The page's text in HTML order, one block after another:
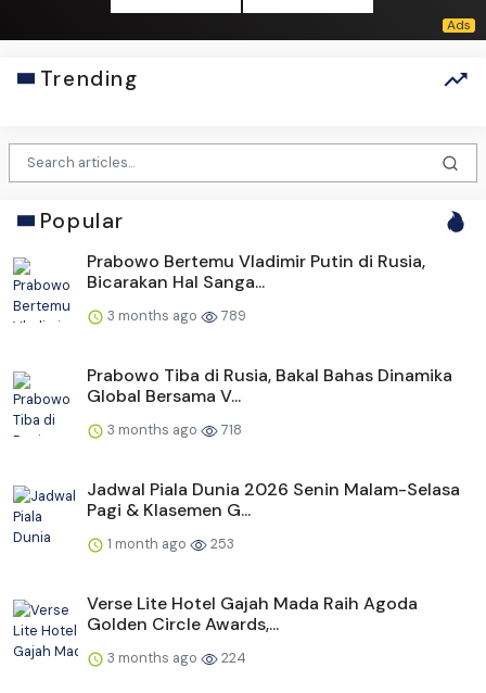
Trending
Popular
Prabowo Bertemu Vladimir Putin di Rusia,
Bicarakan Hal Sanga...
3 months ago 789
Prabowo Tiba di Rusia, Bakal Bahas Dinamika
Global Bersama V...
3 months ago 718
Jadwal Piala Dunia 2026 Senin Malam-Selasa
Pagi & Klasemen G...
1 month ago 253
Verse Lite Hotel Gajah Mada Raih Agoda
Golden Circle Awards,...
3 months ago 224